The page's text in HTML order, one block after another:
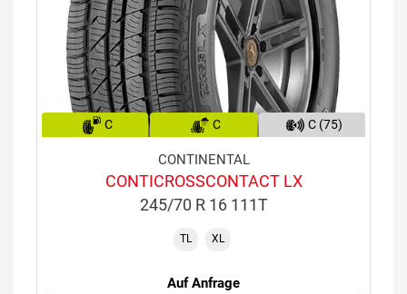
C C C (75)
CONTINENTAL
CONTICROSSCONTACT LX
245/70 R 16 111T
TL XL
Auf Anfrage